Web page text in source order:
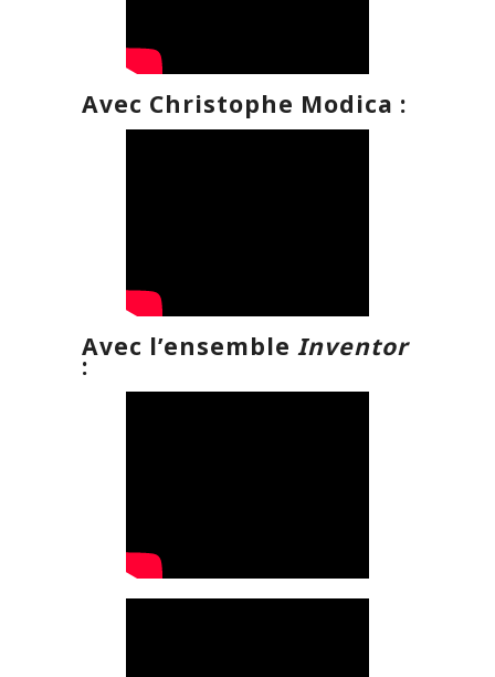
Avec Christophe Modica :
Avec l’ensemble Inventor
: